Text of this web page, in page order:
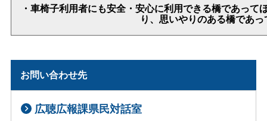
・車椅子利用者にも安全・安心に利用できる橋であっ
り、思いやりのある橋であ
お問い合わせ先
広聴広報課県民対話室